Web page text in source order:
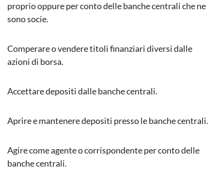
proprio oppure per conto delle banche centrali che ne
sono socie.
Comperare o vendere titoli finanziari diversi dalle
azioni di borsa.
Accettare depositi dalle banche centrali.
Aprire e mantenere depositi presso le banche centrali.
Agire come agente o corrispondente per conto delle
banche centrali.